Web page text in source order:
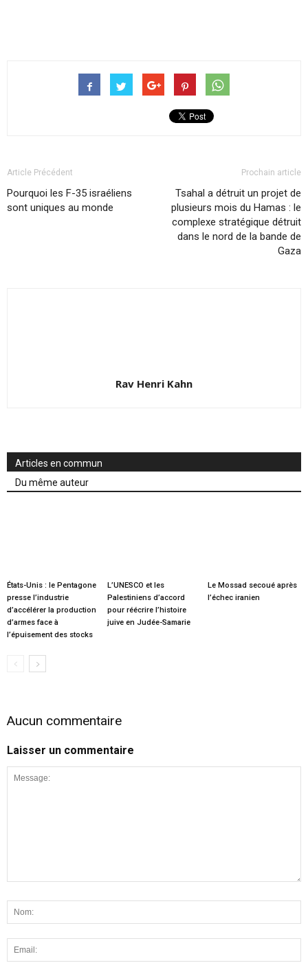
Article Précédent
Pourquoi les F-35 israéliens
sont uniques au monde
Prochain article
Tsahal a détruit un projet de
plusieurs mois du Hamas : le
complexe stratégique détruit
dans le nord de la bande de
Gaza
Rav Henri Kahn
Articles en commun
Du même auteur
États-Unis : le Pentagone
presse l’industrie
d’accélérer la production
d’armes face à
l’épuisement des stocks
L’UNESCO et les
Palestiniens d’accord
pour réécrire l’histoire
juive en Judée-Samarie
Le Mossad secoué après
l’échec iranien
Aucun commentaire
Laisser un commentaire